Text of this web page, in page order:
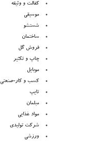
کفالت و وثیقه
موسیقی
شستشو
ساختمان
فروش گل
چاپ و تکثیر
موبایل
کسب و کار-صنعتی
تایپ
مبلمان
مواد غذایی
شرکت تولیدی
ورزشی